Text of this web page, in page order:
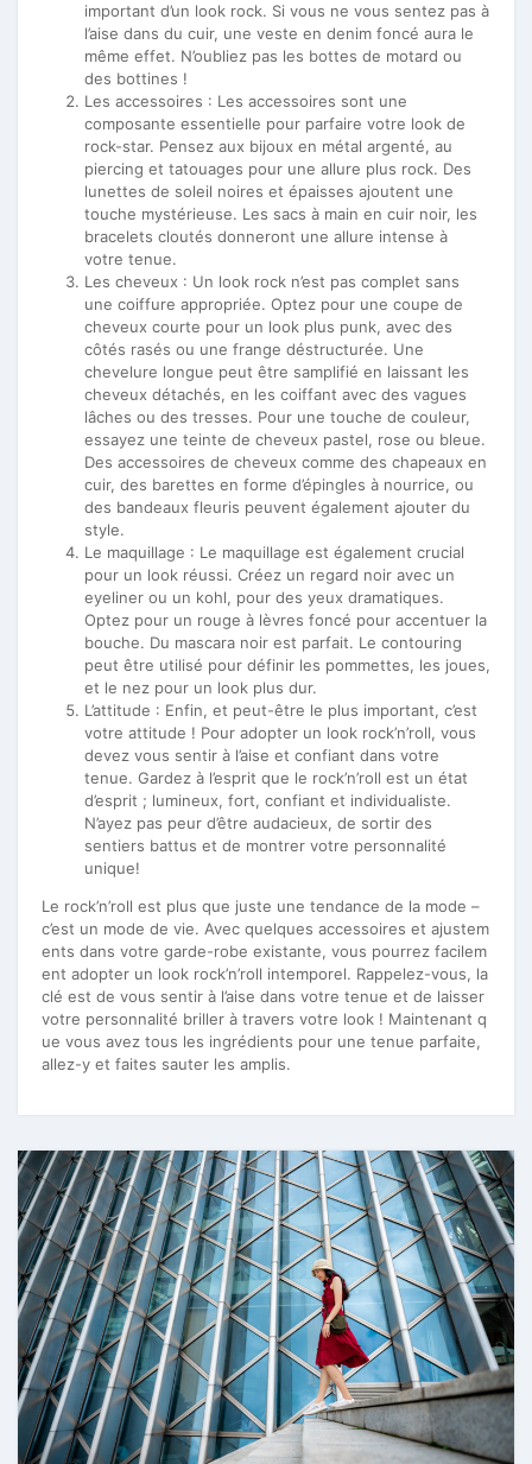
important d’un look rock. Si vous ne vous sentez pas à
l’aise dans du cuir, une veste en denim foncé aura le
même effet. N’oubliez pas les bottes de motard ou
des bottines !
Les accessoires : Les accessoires sont une
composante essentielle pour parfaire votre look de
rock-star. Pensez aux bijoux en métal argenté, au
piercing et tatouages pour une allure plus rock. Des
lunettes de soleil noires et épaisses ajoutent une
touche mystérieuse. Les sacs à main en cuir noir, les
bracelets cloutés donneront une allure intense à
votre tenue.
Les cheveux : Un look rock n’est pas complet sans
une coiffure appropriée. Optez pour une coupe de
cheveux courte pour un look plus punk, avec des
côtés rasés ou une frange déstructurée. Une
chevelure longue peut être samplifié en laissant les
cheveux détachés, en les coiffant avec des vagues
lâches ou des tresses. Pour une touche de couleur,
essayez une teinte de cheveux pastel, rose ou bleue.
Des accessoires de cheveux comme des chapeaux en
cuir, des barettes en forme d’épingles à nourrice, ou
des bandeaux fleuris peuvent également ajouter du
style.
Le maquillage : Le maquillage est également crucial
pour un look réussi. Créez un regard noir avec un
eyeliner ou un kohl, pour des yeux dramatiques.
Optez pour un rouge à lèvres foncé pour accentuer la
bouche. Du mascara noir est parfait. Le contouring
peut être utilisé pour définir les pommettes, les joues,
et le nez pour un look plus dur.
L’attitude : Enfin, et peut-être le plus important, c’est
votre attitude ! Pour adopter un look rock’n’roll, vous
devez vous sentir à l’aise et confiant dans votre
tenue. Gardez à l’esprit que le rock’n’roll est un état
d’esprit ; lumineux, fort, confiant et individualiste.
N’ayez pas peur d’être audacieux, de sortir des
sentiers battus et de montrer votre personnalité
unique!
Le rock’n’roll est plus que juste une tendance de la mode –
c’est un mode de vie. Avec quelques accessoires et ajustem
ents dans votre garde-robe existante, vous pourrez facilem
ent adopter un look rock’n’roll intemporel. Rappelez-vous, la
clé est de vous sentir à l’aise dans votre tenue et de laisser
votre personnalité briller à travers votre look ! Maintenant q
ue vous avez tous les ingrédients pour une tenue parfaite,
allez-y et faites sauter les amplis.